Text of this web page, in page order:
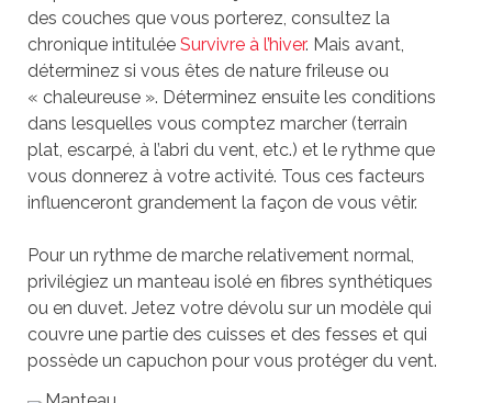
des couches que vous porterez, consultez la
chronique intitulée Survivre à l’hiver. Mais avant,
déterminez si vous êtes de nature frileuse ou
« chaleureuse ». Déterminez ensuite les conditions
dans lesquelles vous comptez marcher (terrain
plat, escarpé, à l’abri du vent, etc.) et le rythme que
vous donnerez à votre activité. Tous ces facteurs
influenceront grandement la façon de vous vêtir.
Pour un rythme de marche relativement normal,
privilégiez un manteau isolé en fibres synthétiques
ou en duvet. Jetez votre dévolu sur un modèle qui
couvre une partie des cuisses et des fesses et qui
possède un capuchon pour vous protéger du vent.